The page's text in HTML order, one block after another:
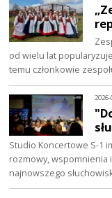
od wielu lat
temu członkowie
Studio Koncertowe S-1
rozmowy, wspomnienia
najnowszego